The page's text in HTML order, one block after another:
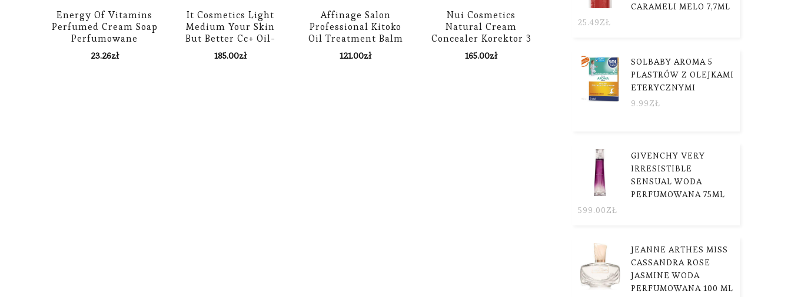
Energy Of Vitamins
Perfumed Cream Soap
Perfumowane
Kremowe Mydło Do
Ciała Silver 460 Ml
23.26zł
It Cosmetics Light
Medium Your Skin
But Better Cc+ Oil-
Control Matte Spf 40+
Podkład 32Ml
185.00zł
Affinage Salon
Professional Kitoko
Oil Treatment Balm
Balsam Do Włosów Na
Bazie Oleju 1000 ml
121.00zł
Nui Cosmetics
Natural Cream
Concealer Korektor 3
G Ari
165.00zł
CARAMELI MELO 7,7ML
25.49ZŁ
SOLBABY AROMA 5
PLASTRÓW Z OLEJKAMI
ETERYCZNYMI
9.99ZŁ
GIVENCHY VERY
IRRESISTIBLE
SENSUAL WODA
PERFUMOWANA 75ML
599.00ZŁ
JEANNE ARTHES MISS
CASSANDRA ROSE
JASMINE WODA
PERFUMOWANA 100 ML